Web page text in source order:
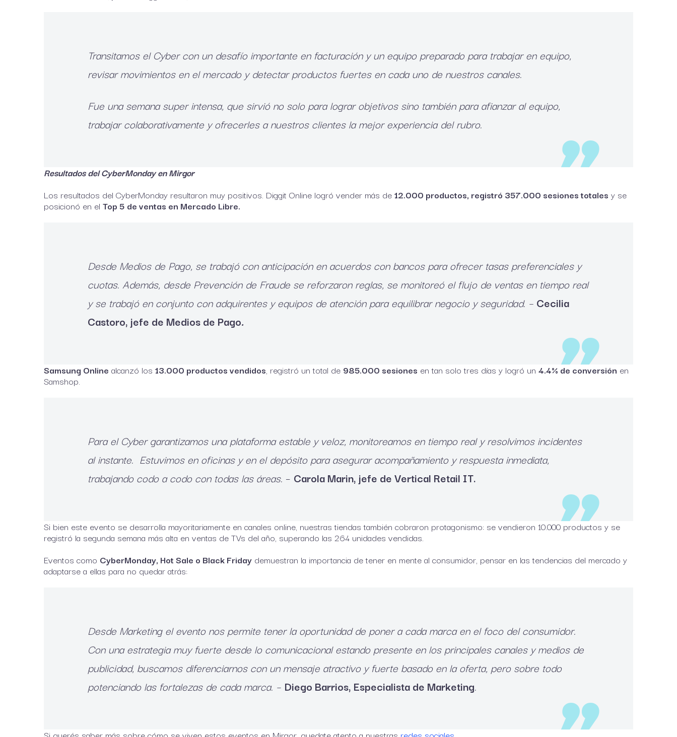
Transitamos el Cyber con un desafío importante en facturación y un equipo preparado para trabajar en equipo,
revisar movimientos en el mercado y detectar productos fuertes en cada uno de nuestros canales.
Fue una semana super intensa, que sirvió no solo para lograr objetivos sino también para afianzar al equipo,
trabajar colaborativamente y ofrecerles a nuestros clientes la mejor experiencia del rubro.
Resultados del CyberMonday en Mirgor
Los resultados del CyberMonday resultaron muy positivos. Diggit Online logró vender más de12.000 productos, registró 357.000 sesiones totales y se
posicionó en el Top 5 de ventas en Mercado Libre.
Desde Medios de Pago, se trabajó con anticipación en acuerdos con bancos para ofrecer tasas preferenciales y
cuotas. Además, desde Prevención de Fraude se reforzaron reglas, se monitoreó el flujo de ventas en tiempo real
y se trabajó en conjunto con adquirentes y equipos de atención para equilibrar negocio y seguridad. – Cecilia
Castoro, jefe de Medios de Pago.
Samsung Online alcanzó los 13.000 productos vendidos, registró un total de 985.000 sesiones en tan solo tres días y logró un 4.4% de conversión en
Samshop.
Para el Cyber garantizamos una plataforma estable y veloz, monitoreamos en tiempo real y resolvimos incidentes
al instante. Estuvimos en oficinas y en el depósito para asegurar acompañamiento y respuesta inmediata,
trabajando codo a codo con todas las áreas. – Carola Marin, jefe de Vertical Retail IT.
Si bien este evento se desarrolla mayoritariamente en canales online, nuestras tiendas también cobraron protagonismo: se vendieron 10.000 productos y se
registró la segunda semana más alta en ventas de TVs del año, superando las 264 unidades vendidas.
Eventos como CyberMonday, Hot Sale o Black Friday demuestran la importancia de tener en mente al consumidor, pensar en las tendencias del mercado y
adaptarse a ellas para no quedar atrás:
Desde Marketing el evento nos permite tener la oportunidad de poner a cada marca en el foco del consumidor.
Con una estrategia muy fuerte desde lo comunicacional estando presente en los principales canales y medios de
publicidad, buscamos diferenciarnos con un mensaje atractivo y fuerte basado en la oferta, pero sobre todo
potenciando las fortalezas de cada marca. – Diego Barrios, Especialista de Marketing.